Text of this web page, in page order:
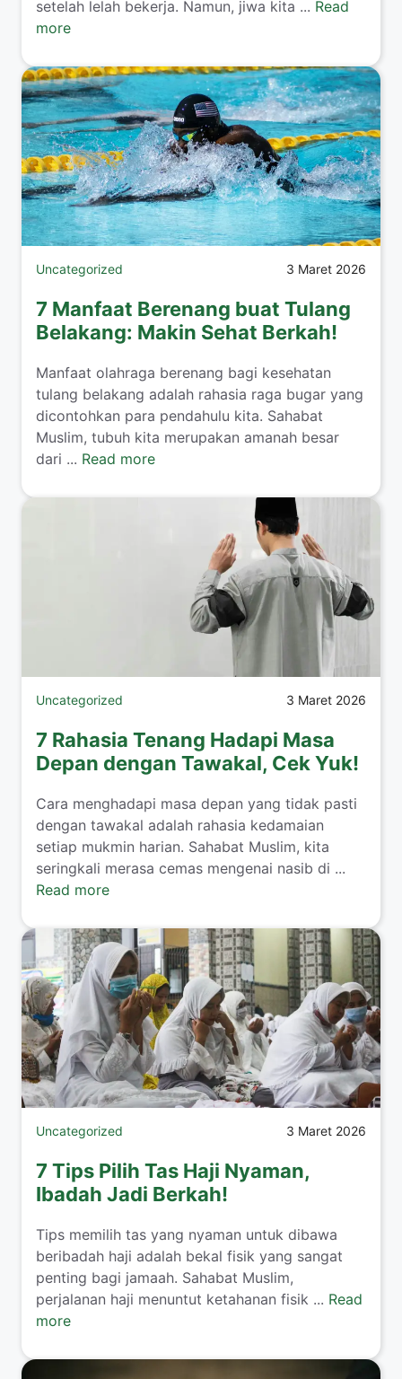
setelah lelah bekerja. Namun, jiwa kita ... Read
more
Uncategorized 3 Maret 2026
7 Manfaat Berenang buat Tulang
Belakang: Makin Sehat Berkah!
Manfaat olahraga berenang bagi kesehatan
tulang belakang adalah rahasia raga bugar yang
dicontohkan para pendahulu kita. Sahabat
Muslim, tubuh kita merupakan amanah besar
dari ... Read more
Uncategorized 3 Maret 2026
7 Rahasia Tenang Hadapi Masa
Depan dengan Tawakal, Cek Yuk!
Cara menghadapi masa depan yang tidak pasti
dengan tawakal adalah rahasia kedamaian
setiap mukmin harian. Sahabat Muslim, kita
seringkali merasa cemas mengenai nasib di ...
Read more
Uncategorized 3 Maret 2026
7 Tips Pilih Tas Haji Nyaman,
Ibadah Jadi Berkah!
Tips memilih tas yang nyaman untuk dibawa
beribadah haji adalah bekal fisik yang sangat
penting bagi jamaah. Sahabat Muslim,
perjalanan haji menuntut ketahanan fisik ... Read
more